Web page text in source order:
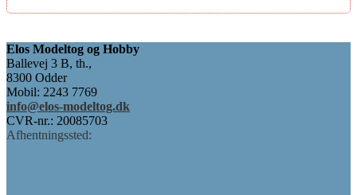
var:
er:
Elos Modeltog og Hobby
Ballevej 3 B, th.,
8300 Odder
Mobil: 2243 7769
info@elos-modeltog.dk
CVR-nr.: 20085703
Afhentningssted: